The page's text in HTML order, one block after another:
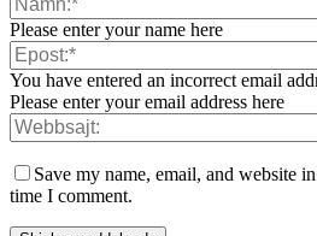
Please enter your name here
You have entered an incorrect email
Please enter your email address here
Save my name, email, and website
time I comment.